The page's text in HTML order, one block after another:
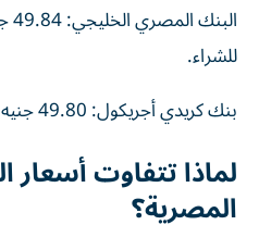
للشراء.
بنك كريدي أجريكول: 49.80 جنيه للبيع، 49.70 جنيه للشراء.
لماذا تتفاوت
المصرية؟